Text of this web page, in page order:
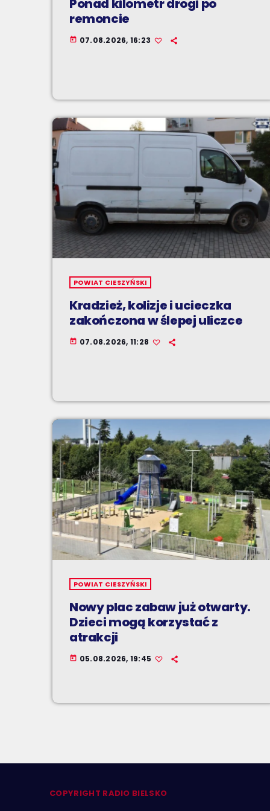
Ponad kilometr drogi po
remoncie
today 07.08.2026, 16:23
POWIAT CIESZYŃSKI
Kradzież, kolizje i ucieczka
zakończona w ślepej uliczce
today 07.08.2026, 11:28
POWIAT CIESZYŃSKI
Nowy plac zabaw już otwarty.
Dzieci mogą korzystać z
atrakcji
today 05.08.2026, 19:45
COPYRIGHT RADIO BIELSKO